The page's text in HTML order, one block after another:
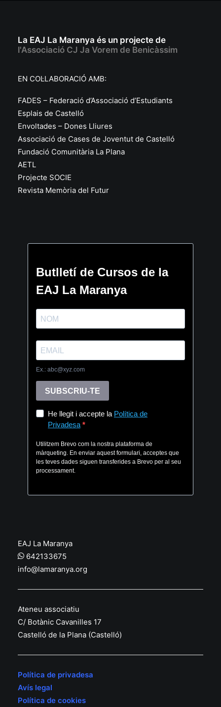
La EAJ La Maranya és un projecte de
l'Associació CJ Ja Vorem de Benicàssim
EN COL·LABORACIÓ AMB:
FADES – Federació d’Associació d’Estudiants
Esplais de Castelló
Envoltades – Dones Lliures
Associació de Cases de Joventut de Castelló
Fundació Comunitària La Plana
AETL
Projecte SOCIE
Revista Memòria del Futur
EAJ La Maranya
642133675
info@lamaranya.org
Ateneu associatiu
C/ Botànic Cavanilles 17
Castelló de la Plana (Castelló)
Política de privadesa
Avís legal
Política de cookies